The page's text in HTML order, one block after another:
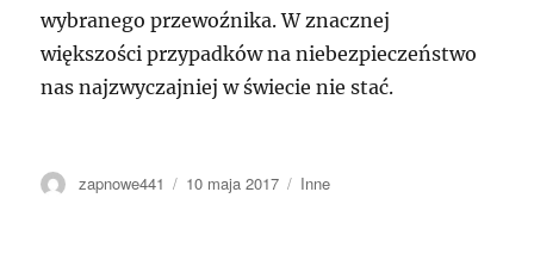
wybranego przewoźnika. W znacznej
większości przypadków na niebezpieczeństwo
nas najzwyczajniej w świecie nie stać.
Autor
zapnowe441
Data
10 maja 2017 Kategorie
Inne